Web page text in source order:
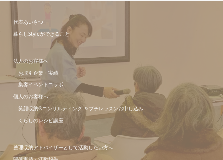
代表あいさつ
暮らしStyleができること
法人のお客様へ
お取引企業・実績
集客イベントコラボ
個人のお客様へ
笑顔収納®コンサルティング ＆プチレッスンお申し込み
くらしのレシピ講座
整理収納アドバイザーとして活動したい方へ